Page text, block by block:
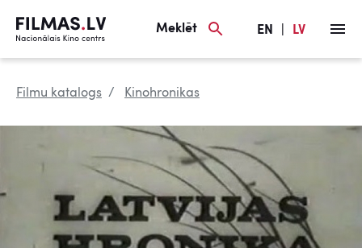
Meklēt EN LV
Filmu katalogs Kinohronikas